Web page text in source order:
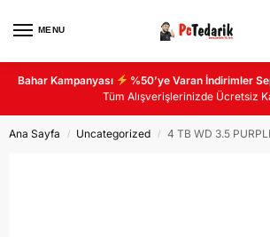
MENU
Bahar Kampanyası %50’ye Varan İndirimler
Tüm Alışverişlerinizde Ücretsiz
Ana Sayfa / Uncategorized / 4 TB WD 3.5 PURPLE SATA3 5400RPM 128MB 7/